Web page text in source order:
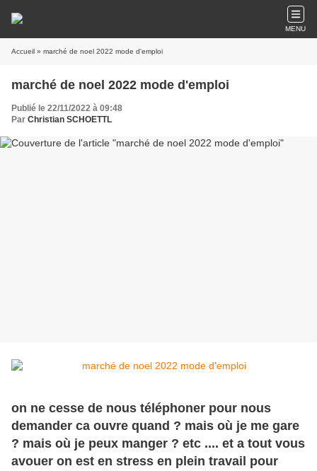
MENU
Accueil » marché de noel 2022 mode d'emploi
marché de noel 2022 mode d'emploi
Publié le 22/11/2022 à 09:48
Par Christian SCHOETTL
on ne cesse de nous téléphoner pour nous
demander ca ouvre quand ? mais où je me gare
? mais où je peux manger ? etc .... et a tout vous
avouer on est en stress en plein travail pour